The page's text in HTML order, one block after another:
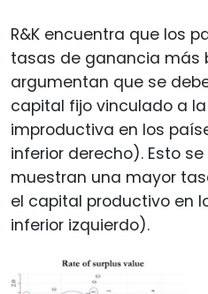
R&K encuentra que los
tasas de ganancia más
argumentan que se
capital fijo vinculado a
improductiva en los
inferior derecho). Esto
muestran una mayor
el capital productivo en
inferior izquierdo).